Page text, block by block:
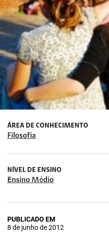
ÁREA DE CONHECIMENTO
Filosofia
NÍVEL DE ENSINO
Ensino Médio
PUBLICADO EM
8 de junho de 2012